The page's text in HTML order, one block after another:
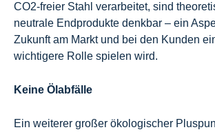
CO2-freier Stahl verarbeitet, sind
neutrale Endprodukte denkbar – ein
Zukunft am Markt und bei den Kunden
wichtigere Rolle spielen wird.
Keine Ölabfälle
Ein weiterer großer ökologischer